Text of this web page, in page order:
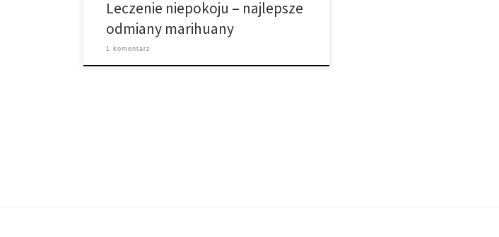
Leczenie niepokoju – najlepsze
odmiany marihuany
1 komentarz